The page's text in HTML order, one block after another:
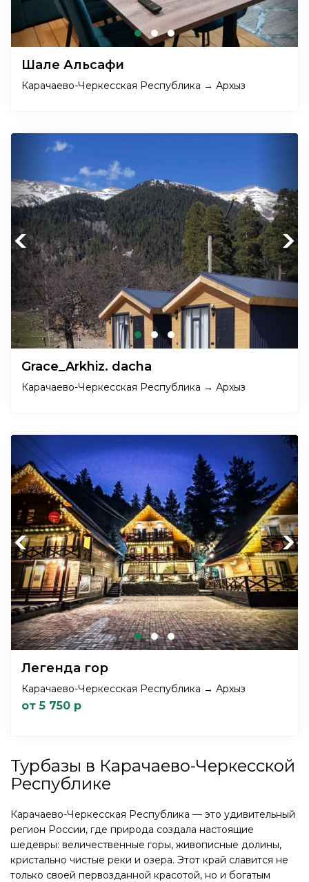
Шале Альсафи
Карачаево-Черкесская Республика → Архыз
Previous Next
Grace_Arkhiz. dacha
Карачаево-Черкесская Республика → Архыз
Previous Next
Легенда гор
Карачаево-Черкесская Республика → Архыз
от 5 750 р
Турбазы в Карачаево-Черкесской
Республике
Карачаево-Черкесская Республика — это удивительный
регион России, где природа создала настоящие
шедевры: величественные горы, живописные долины,
кристально чистые реки и озера. Этот край славится не
только своей первозданной красотой, но и богатым